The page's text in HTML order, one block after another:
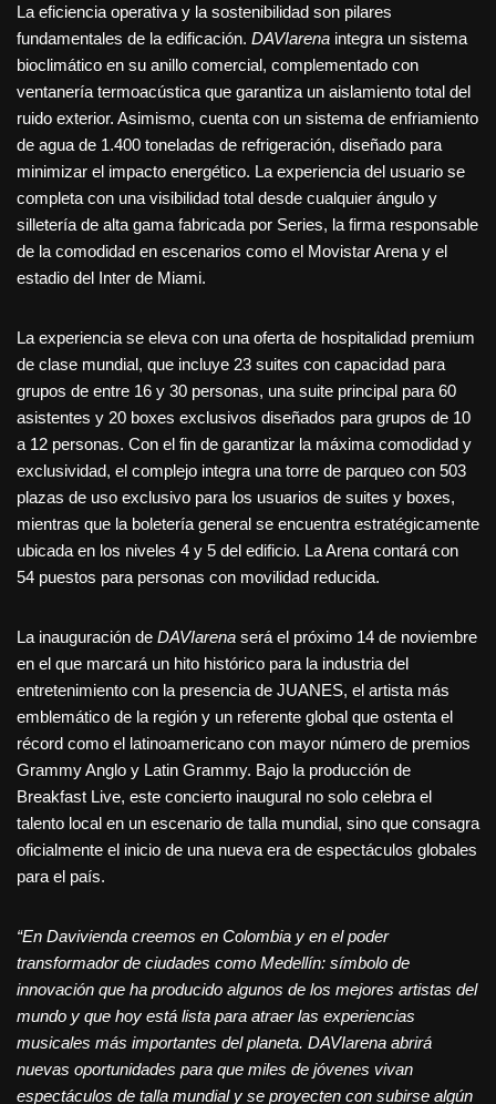
La eficiencia operativa y la sostenibilidad son pilares
fundamentales de la edificación. DAVIarena integra un sistema
bioclimático en su anillo comercial, complementado con
ventanería termoacústica que garantiza un aislamiento total del
ruido exterior. Asimismo, cuenta con un sistema de enfriamiento
de agua de 1.400 toneladas de refrigeración, diseñado para
minimizar el impacto energético. La experiencia del usuario se
completa con una visibilidad total desde cualquier ángulo y
silletería de alta gama fabricada por Series, la firma responsable
de la comodidad en escenarios como el Movistar Arena y el
estadio del Inter de Miami.
La experiencia se eleva con una oferta de hospitalidad premium
de clase mundial, que incluye 23 suites con capacidad para
grupos de entre 16 y 30 personas, una suite principal para 60
asistentes y 20 boxes exclusivos diseñados para grupos de 10
a 12 personas. Con el fin de garantizar la máxima comodidad y
exclusividad, el complejo integra una torre de parqueo con 503
plazas de uso exclusivo para los usuarios de suites y boxes,
mientras que la boletería general se encuentra estratégicamente
ubicada en los niveles 4 y 5 del edificio. La Arena contará con
54 puestos para personas con movilidad reducida.
La inauguración de DAVIarena será el próximo 14 de noviembre
en el que marcará un hito histórico para la industria del
entretenimiento con la presencia de JUANES, el artista más
emblemático de la región y un referente global que ostenta el
récord como el latinoamericano con mayor número de premios
Grammy Anglo y Latin Grammy. Bajo la producción de
Breakfast Live, este concierto inaugural no solo celebra el
talento local en un escenario de talla mundial, sino que consagra
oficialmente el inicio de una nueva era de espectáculos globales
para el país.
“En Davivienda creemos en Colombia y en el poder
transformador de ciudades como Medellín: símbolo de
innovación que ha producido algunos de los mejores artistas del
mundo y que hoy está lista para atraer las experiencias
musicales más importantes del planeta. DAVIarena abrirá
nuevas oportunidades para que miles de jóvenes vivan
espectáculos de talla mundial y se proyecten con subirse algún